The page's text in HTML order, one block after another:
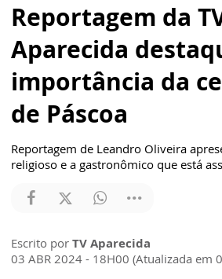
Reportagem da
Aparecida
importância da
de Páscoa
Reportagem de Leandro Oliveira
religioso e a gastronômico que está
Escrito por TV Aparecida
03 ABR 2024 - 18H00 (Atualizada em